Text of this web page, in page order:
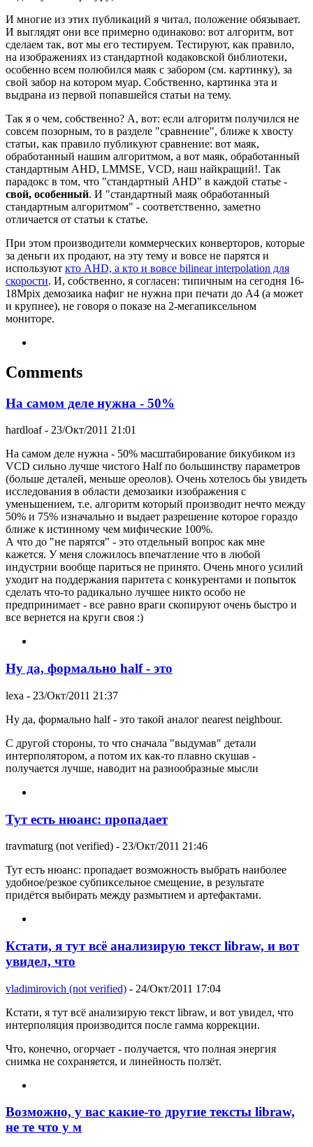
И многие из этих публикаций я читал, положение обязывает.
И выглядят они все примерно одинаково: вот алгоритм, вот
сделаем так, вот мы его тестируем. Тестируют, как правило,
на изображениях из стандартной кодаковской библиотеки,
особенно всем полюбился маяк с забором (см. картинку), за
свой забор на котором муар. Собственно, картинка эта и
выдрана из первой попавшейся статьи на тему.
Так я о чем, собственно? А, вот: если алгоритм получился не
совсем позорным, то в разделе "сравнение", ближе к хвосту
статьи, как правило публикуют сравнение: вот маяк,
обработанный нашим алгоритмом, а вот маяк, обработанный
стандартным AHD, LMMSE, VCD, наш найкращий!. Так
парадокс в том, что "стандартный AHD" в каждой статье -
свой, особенный. И "стандартный маяк обработанный
стандартным алгоритмом" - соответственно, заметно
отличается от статьи к статье.
При этом производители коммерческих конверторов, которые
за деньги их продают, на эту тему и вовсе не парятся и
используют кто AHD, а кто и вовсе bilinear interpolation для
скорости. И, собственно, я согласен: типичным на сегодня 16-
18Mpix демозаика нафиг не нужна при печати до A4 (а может
и крупнее), не говоря о показе на 2-мегапиксельном
мониторе.
Comments
На самом деле нужна - 50%
hardloaf- 23/Окт/2011 21:01
На самом деле нужна - 50% масштабирование бикубиком из
VCD сильно лучше чистого Half по большинству параметров
(больше деталей, меньше ореолов). Очень хотелось бы увидеть
исследования в области демозаики изображения с
уменьшением, т.е. алгоритм который производит нечто между
50% и 75% изначально и выдает разрешение которое гораздо
ближе к истинному чем мифические 100%.
А что до "не парятся" - это отдельный вопрос как мне
кажется. У меня сложилось впечатление что в любой
индустрии вообще париться не принято. Очень много усилий
уходит на поддержания паритета с конкурентами и попыток
сделать что-то радикально лучшее никто особо не
предпринимает - все равно враги скопируют очень быстро и
все вернется на круги своя :)
Ну да, формально half - это
lexa - 23/Окт/2011 21:37
Ну да, формально half - это такой аналог nearest neighbour.
С другой стороны, то что сначала "выдумав" детали
интерполятором, а потом их как-то плавно скушав -
получается лучше, наводит на разнообразные мысли
Тут есть нюанс: пропадает
travmaturg (not verified) - 23/Окт/2011 21:46
Тут есть нюанс: пропадает возможность выбрать наиболее
удобное/резкое субпиксельное смещение, в результате
придётся выбирать между размытием и артефактами.
Кстати, я тут всё анализирую текст libraw, и вот
увидел, что
vladimirovich (not verified) - 24/Окт/2011 17:04
Кстати, я тут всё анализирую текст libraw, и вот увидел, что
интерполяция производится после гамма коррекции.
Что, конечно, огорчает - получается, что полная энергия
снимка не сохраняется, и линейность ползёт.
Возможно, у вас какие-то другие тексты libraw,
не те что у м